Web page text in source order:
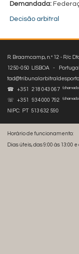
Demandada:
Decisão arbitral
R. Braamcamp, n.º 12 - R/c
1250-050 LISBOA - Portugal
☎ +351 218 043 067
☏ +351 934 000 792
NIPC: PT 513 632 590
Horário de funcionamento:
Dias úteis, das 9:00 às 13:00 e